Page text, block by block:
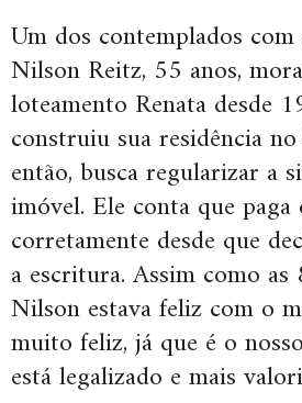
Um dos contemplados
Nilson Reitz, 55 anos,
loteamento Renata desde
construiu sua residência
então, busca regularizar a
imóvel. Ele conta que
corretamente desde que
a escritura. Assim como
Nilson estava feliz com o
muito feliz, já que é o
está legalizado e mais